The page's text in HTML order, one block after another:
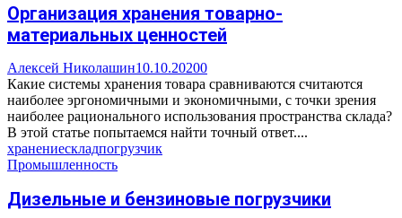
Организация хранения товарно-
материальных ценностей
Алексей Николашин10.10.20200
Какие системы хранения товара сравниваются считаются
наиболее эргономичными и экономичными, с точки зрения
наиболее рационального использования пространства склада?
В этой статье попытаемся найти точный ответ....
хранениескладпогрузчик
Промышленность
Дизельные и бензиновые погрузчики